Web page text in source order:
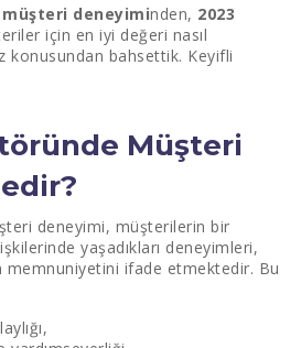
deneyiminden, 2023
için en iyi değeri nasıl
konusundan bahsettik. Keyifli
Müşteri
deneyimi, müşterilerin bir
yaşadıkları deneyimleri,
ifade etmektedir. Bu